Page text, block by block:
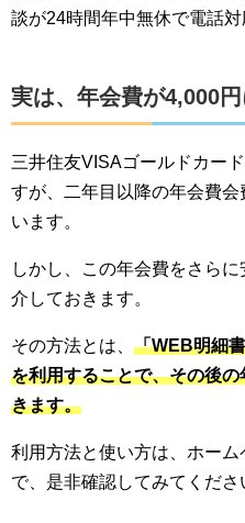
談が24時間年中無休で電話対
実は、年会費が4,000
三井住友VISAゴールドカー
すが、二年目以降の年会費
います。
しかし、この年会費をさら
介しておきます。
その方法とは、 「WEB明細
を利用することで、その後
きます。
利用方法と使い方は、ホー
で、是非確認してみてくださ